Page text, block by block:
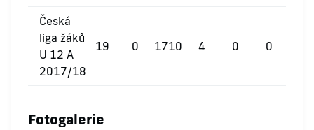
Česká
liga žáků
U 12 A
2017/18
19 0 1710 4 0 0
Fotogalerie